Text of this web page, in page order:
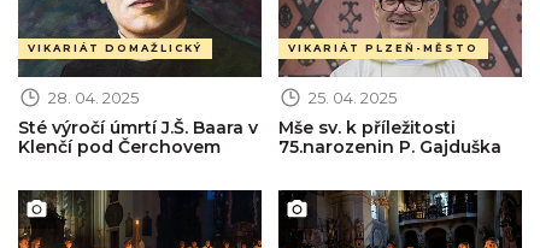
VIKARIÁT DOMAŽLICKÝ
28. 04. 2025
Sté výročí úmrtí J.Š. Baara v
Klenčí pod Čerchovem
VIKARIÁT PLZEŇ-MĚSTO
25. 04. 2025
Mše sv. k příležitosti
75.narozenin P. Gajduška
Obrázek novinky Obrázek novinky